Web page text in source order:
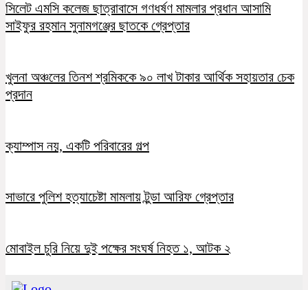
সিলেট এমসি কলেজ ছাত্রাবাসে গণধর্ষণ মামলার প্রধান আসামি
সাইফুর রহমান সুনামগঞ্জের ছাতকে গ্রেপ্তার
খুলনা অঞ্চলের তিনশ শ্রমিককে ৯০ লাখ টাকার আর্থিক সহায়তার চেক
প্রদান
ক্যাম্পাস নয়, একটি পরিবারের গল্প
সাভারে পুলিশ হত্যাচেষ্টা মামলায় টুন্ডা আরিফ গ্রেপ্তার
মোবাইল চুরি নিয়ে দুই পক্ষের সংঘর্ষ নিহত ১, আটক ২